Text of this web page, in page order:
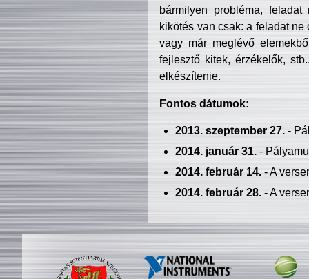
bármilyen probléma, feladat
kikötés van csak: a feladat
vagy már meglévő
fejlesztő kitek, érzékelők,
elkészítenie.
Fontos dátumok:
2013. szeptember 27.-
2014. január 31.-
2014. február 14.- A
2014. február 28.- A